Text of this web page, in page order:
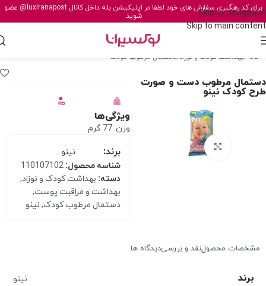
Skip to navigation
Skip to main content
برای کد رهگیری سفارش های خود لطفا در اپلیکیشن بله داخل کانال@luxiranapost عضو
شوید.
خانه /بهداشت کودک و نوزاد /دستمال مرطوب کودک
دستمال مرطوب دست و صورت
طرح کودک نینو
برای بزرگنمایی کلیک کنید
ویژگی‌ها
وزن: 77 گرم
برند:
نینو
شناسه محصول: 110107102
دسته: بهداشت کودک و نوزاد,
بهداشت و مراقبت پوست,
دستمال مرطوب کودک, نینو
مشخصات محصولنقد و بررسیدیدگاه ها
برند نینو